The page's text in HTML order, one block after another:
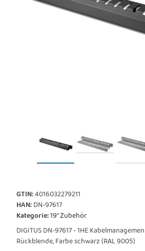
GTIN:4016032279211
HAN:DN-97617
Kategorie:19" Zubehör
DIGITUS DN-97617 - 1HE
Rückblende, Farbe schwarz (RAL 9005)